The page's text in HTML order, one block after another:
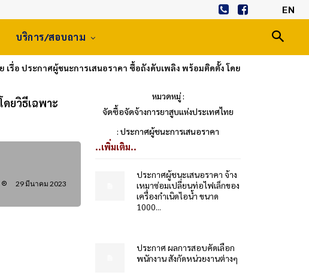
EN
บริการ/สอบถาม
เรื่อ ประกาศผู้ชนะการเสนอราคา ซื้อถังดับเพลิง พร้อมติดตั้ง โดย
ดยวิธีเฉพาะ
หมวดหมู่ :
จัดซื้อจัดจ้างการยาสูบแห่งประเทศไทย
: ประกาศผู้ชนะการเสนอราคา
29 มีนาคม 2023
..เพิ่มเติม..
ประกาศผู้ชนะเสนอราคา จ้าง
เหมาซ่อมเปลี่ยนท่อไฟเล็กของ
เครื่องกำเนิดไอน้ำ ขนาด
1000...
ประกาศ ผลการสอบคัดเลือก
พนักงาน สังกัดหน่วยงานต่างๆ